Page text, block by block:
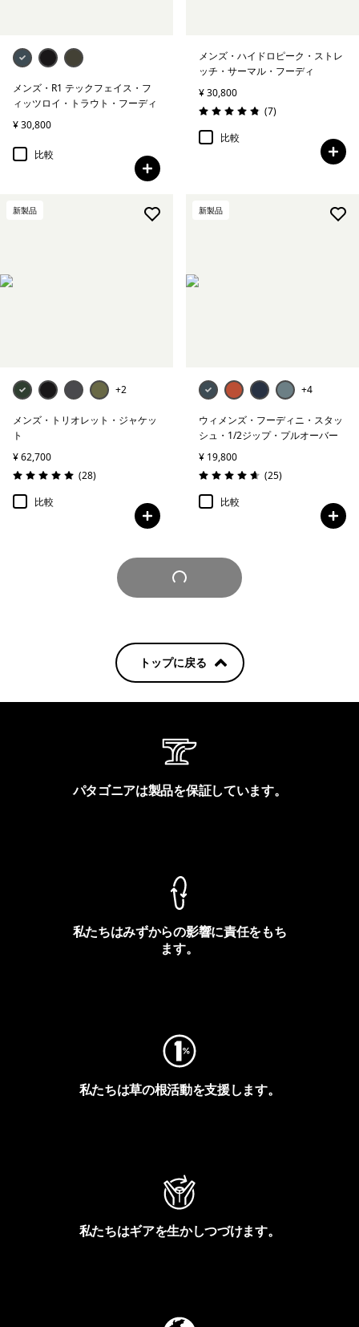
メンズ・R1 テックフェイス・フ
ィッツロイ・トラウト・フーディ
¥ 30,800
比較
メンズ・ハイドロピーク・ストレ
ッチ・サーマル・フーディ
¥ 30,800
評価: 4.9 / 5
(7レビュー
)
比較
新製品
+2
メンズ・トリオレット・ジャケッ
ト
¥ 62,700
評価: 5.0 / 5
(28レビュー
)
比較
新製品
+4
ウィメンズ・フーディニ・スタッ
シュ・1/2ジップ・プルオーバー
¥ 19,800
評価: 4.6 / 5
(25レビュー
)
比較
さらに見る
トップに戻る
パタゴニアは製品を保証しています。
私たちはみずからの影響に責任をもち
ます。
私たちは草の根活動を支援します。
私たちはギアを生かしつづけます。